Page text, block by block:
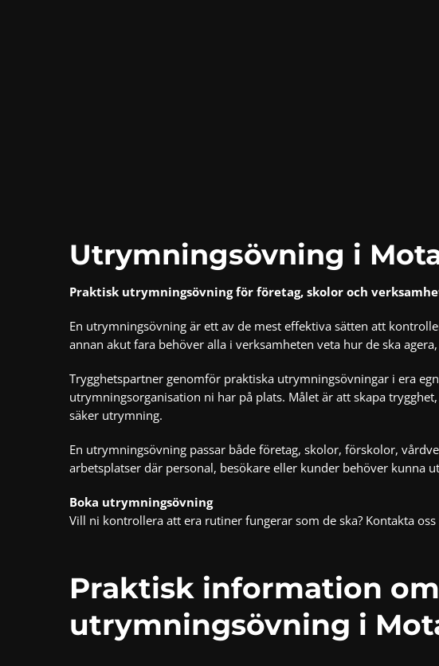
Utrymningsövning i
Praktisk utrymningsövning för företag, skolor och
En utrymningsövning är ett av de mest effektiva sätten att
annan akut fara behöver alla i verksamheten veta hur de ska
Trygghetspartner genomför praktiska utrymningsövningar i era
utrymningsorganisation ni har på plats. Målet är att skapa
säker utrymning.
En utrymningsövning passar både företag, skolor, förskolor,
arbetsplatser där personal, besökare eller kunder behöver kunna
Boka utrymningsövning
Vill ni kontrollera att era rutiner fungerar som de ska? Kontakta
Praktisk information
utrymningsövning i